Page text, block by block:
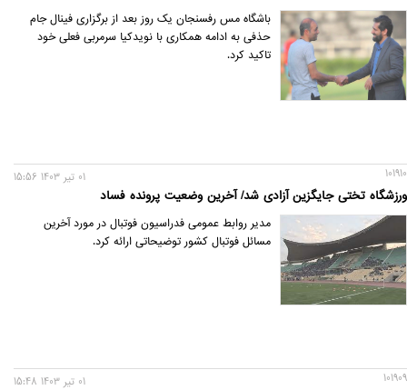
باشگاه مس رفسنجان یک روز بعد از برگزاری فینال جام
حذفی به ادامه همکاری با نویدکیا سرمربی فعلی خود
تاکید کرد.
101910
ورزشگاه تختی جایگزین آزادی شد/ آخرین وضعیت پرونده فساد
01 تير 1403 15:56
مدیر روابط عمومی فدراسیون فوتبال در مورد آخرین
مسائل فوتبال کشور توضیحاتی ارائه کرد.
101909 01 تير 1403 15:48